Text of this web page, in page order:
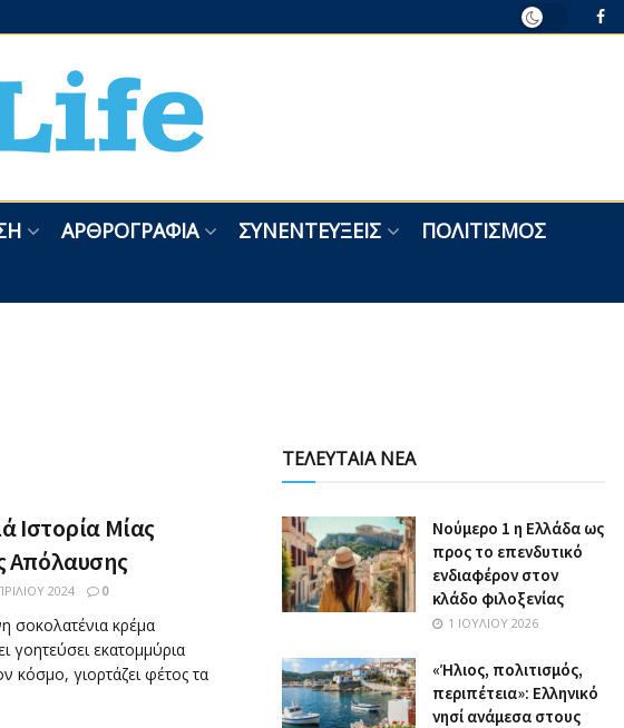
ΑΡΘΡΟΓΡΑΦΊΑ ΣΥΝΕΝΤΕΎΞΕΙΣ
ΠΟΛΙΤΙΣΜΌΣ
Ιστορία Μίας
Απόλαυσης
2024 0
σοκολατένια κρέμα
γοητεύσει εκατομμύρια
κόσμο, γιορτάζει φέτος τα
ΤΕΛΕΥΤΑΙΑ ΝΕΑ
Nούμερο 1 η Ελλάδα ως
προς το επενδυτικό
ενδιαφέρον στον
κλάδο φιλοξενίας
1 ΙΟΥΛΊΟΥ 2026
«Ήλιος, πολιτισμός,
περιπέτεια»: Ελληνικό
νησί ανάμεσα στους